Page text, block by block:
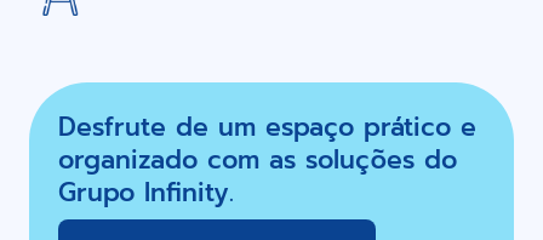
Desfrute de um espaço prático e
organizado com as soluções do
Grupo Infinity.